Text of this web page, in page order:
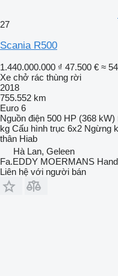
27
Scania R500
1.440.000.000 ₫ 47.500 € ≈
Xe chở rác thùng rời
2018
755.552 km
Euro 6
Nguồn điện 500 HP (368 kW)
kg Cấu hình trục 6x2 Ngừng
thân Hiab
Hà Lan, Geleen
Fa.EDDY MOERMANS
Liên hệ với người bán